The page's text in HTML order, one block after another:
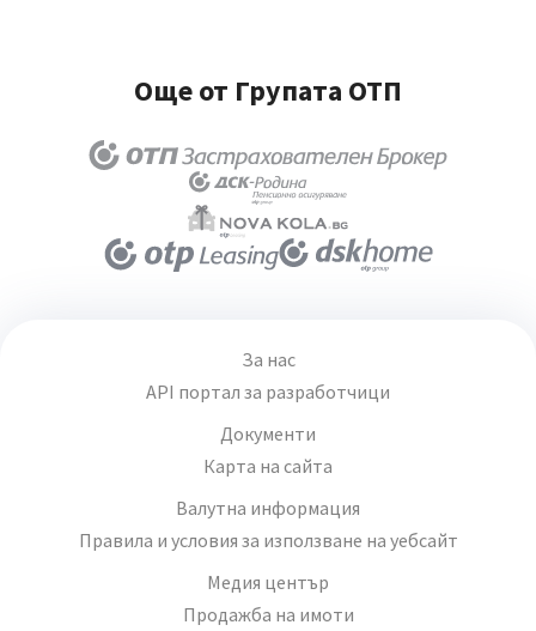
Още от Групата ОТП
За нас
API портал за разработчици
Документи
Карта на сайта
Валутна информация
Правила и условия за използване на уебсайт
Медия център
Продажба на имоти